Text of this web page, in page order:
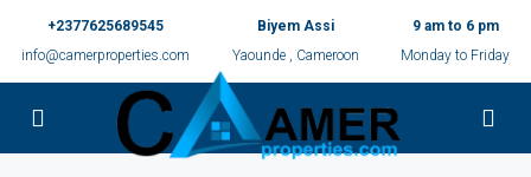
+2377625689545
info@camerproperties.com
Biyem Assi
Yaounde , Cameroon
9 am to 6 pm
Monday to Friday